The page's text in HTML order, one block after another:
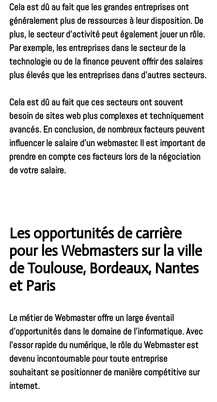
Cela est dû au fait que les grandes entreprises ont
généralement plus de ressources à leur disposition. De
plus, le secteur d’activité peut également jouer un rôle.
Par exemple, les entreprises dans le secteur de la
technologie ou de la finance peuvent offrir des salaires
plus élevés que les entreprises dans d’autres secteurs.
Cela est dû au fait que ces secteurs ont souvent
besoin de sites web plus complexes et techniquement
avancés. En conclusion, de nombreux facteurs peuvent
influencer le salaire d’un webmaster. Il est important de
prendre en compte ces facteurs lors de la négociation
de votre salaire.
Les opportunités de carrière
pour les Webmasters sur la ville
de Toulouse, Bordeaux, Nantes
et Paris
Le métier de Webmaster offre un large éventail
d’opportunités dans le domaine de l’informatique. Avec
l’essor rapide du numérique, le rôle du Webmaster est
devenu incontournable pour toute entreprise
souhaitant se positionner de manière compétitive sur
internet.